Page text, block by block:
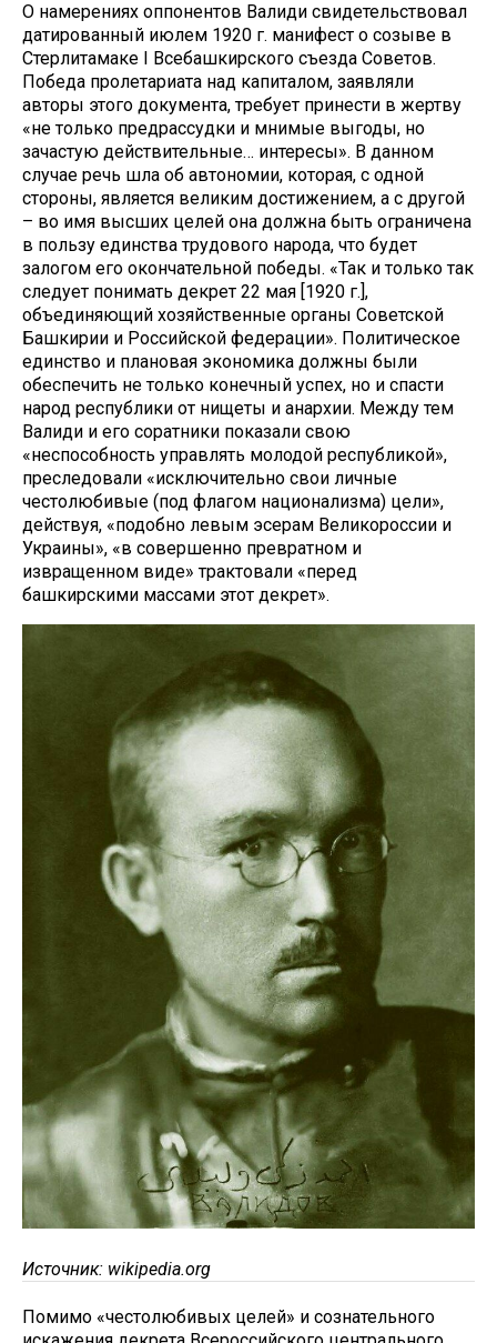
О намерениях оппонентов Валиди свидетельствовал
датированный июлем 1920 г. манифест о созыве в
Стерлитамаке I Всебашкирского съезда Советов.
Победа пролетариата над капиталом, заявляли
авторы этого документа, требует принести в жертву
«не только предрассудки и мнимые выгоды, но
зачастую действительные… интересы». В данном
случае речь шла об автономии, которая, с одной
стороны, является великим достижением, а с другой
– во имя высших целей она должна быть ограничена
в пользу единства трудового народа, что будет
залогом его окончательной победы. «Так и только так
следует понимать декрет 22 мая [1920 г.],
объединяющий хозяйственные органы Советской
Башкирии и Российской федерации». Политическое
единство и плановая экономика должны были
обеспечить не только конечный успех, но и спасти
народ республики от нищеты и анархии. Между тем
Валиди и его соратники показали свою
«неспособность управлять молодой республикой»,
преследовали «исключительно свои личные
честолюбивые (под флагом национализма) цели»,
действуя, «подобно левым эсерам Великороссии и
Украины», «в совершенно превратном и
извращенном виде» трактовали «перед
башкирскими массами этот декрет».
Источник: wikipedia.org
Помимо «честолюбивых целей» и сознательного